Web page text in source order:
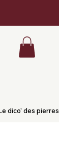
dico' des pierres